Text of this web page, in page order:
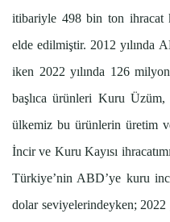
itibariyle 498 bin ton ihracat
elde edilmiştir. 2012 yılında
iken 2022 yılında 126 milyon
başlıca ürünleri Kuru
ülkemiz bu ürünlerin üretim
İncir ve Kuru Kayısı
Türkiye’nin ABD’ye kuru
dolar seviyelerindeyken;